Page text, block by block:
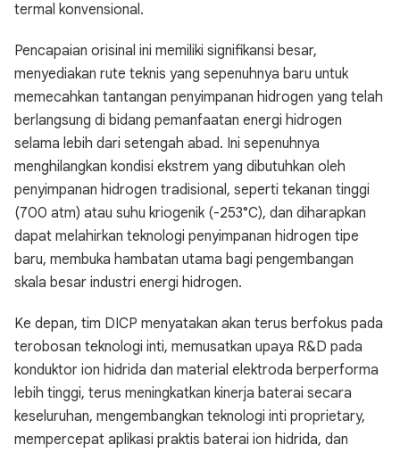
termal konvensional.
Pencapaian orisinal ini memiliki signifikansi besar,
menyediakan rute teknis yang sepenuhnya baru untuk
memecahkan tantangan penyimpanan hidrogen yang telah
berlangsung di bidang pemanfaatan energi hidrogen
selama lebih dari setengah abad. Ini sepenuhnya
menghilangkan kondisi ekstrem yang dibutuhkan oleh
penyimpanan hidrogen tradisional, seperti tekanan tinggi
(700 atm) atau suhu kriogenik (-253°C), dan diharapkan
dapat melahirkan teknologi penyimpanan hidrogen tipe
baru, membuka hambatan utama bagi pengembangan
skala besar industri energi hidrogen.
Ke depan, tim DICP menyatakan akan terus berfokus pada
terobosan teknologi inti, memusatkan upaya R&D pada
konduktor ion hidrida dan material elektroda berperforma
lebih tinggi, terus meningkatkan kinerja baterai secara
keseluruhan, mengembangkan teknologi inti proprietary,
mempercepat aplikasi praktis baterai ion hidrida, dan